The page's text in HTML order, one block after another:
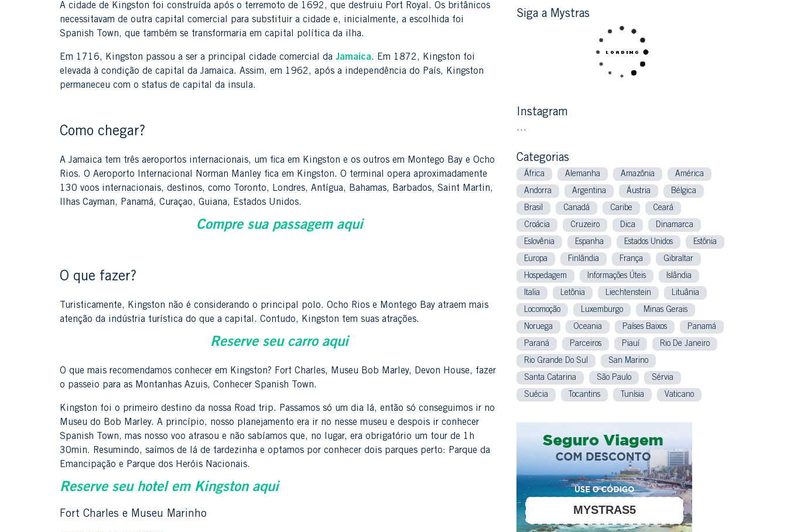
A cidade de Kingston foi construída após o terremoto de 1692, que destruiu Port Royal. Os britânicos
necessitavam de outra capital comercial para substituir a cidade e, inicialmente, a escolhida foi
Spanish Town, que também se transformaria em capital política da ilha.
Em 1716, Kingston passou a ser a principal cidade comercial da Jamaica. Em 1872, Kingston foi
elevada à condição de capital da Jamaica. Assim, em 1962, após a independência do País, Kingston
permaneceu com o status de capital da insula.
Como chegar?
A Jamaica tem três aeroportos internacionais, um fica em Kingston e os outros em Montego Bay e Ocho
Rios. O Aeroporto Internacional Norman Manley fica em Kingston. O terminal opera aproximadamente
130 voos internacionais, destinos, como Toronto, Londres, Antígua, Bahamas, Barbados, Saint Martin,
Ilhas Cayman, Panamá, Curaçao, Guiana, Estados Unidos.
Compre sua passagem aqui
O que fazer?
Turisticamente, Kingston não é considerando o principal polo. Ocho Rios e Montego Bay atraem mais
atenção da indústria turística do que a capital. Contudo, Kingston tem suas atrações.
Reserve seu carro aqui
O que mais recomendamos conhecer em Kingston? Fort Charles, Museu Bob Marley, Devon House, fazer
o passeio para as Montanhas Azuis, Conhecer Spanish Town.
Kingston foi o primeiro destino da nossa Road trip. Passamos só um dia lá, então só conseguimos ir no
Museu do Bob Marley. A princípio, nosso planejamento era ir no nesse museu e despois ir conhecer
Spanish Town, mas nosso voo atrasou e não sabíamos que, no lugar, era obrigatório um tour de 1h
30min. Resumindo, saímos de lá de tardezinha e optamos por conhecer dois parques perto: Parque da
Emancipação e Parque dos Heróis Nacionais.
Reserve seu hotel em Kingston aqui
Fort Charles e Museu Marinho
Siga a Mystras
Instagram
…
Categorias
África Alemanha Amazônia América
Andorra Argentina Áustria Bélgica
Brasil Canadá Caribe Ceará
Croácia Cruzeiro Dica Dinamarca
Eslovênia Espanha Estados Unidos Estônia
Europa Finlândia França Gibraltar
Hospedagem Informações Úteis Islândia
Italia Letônia Liechtenstein Lituânia
Locomoção Luxemburgo Minas Gerais
Noruega Oceania Países Baixos Panamá
Paraná Parceiros Piauí Rio De Janeiro
Rio Grande Do Sul San Marino
Santa Catarina São Paulo Sérvia
Suécia Tocantins Tunísia Vaticano
MYSTRAS5